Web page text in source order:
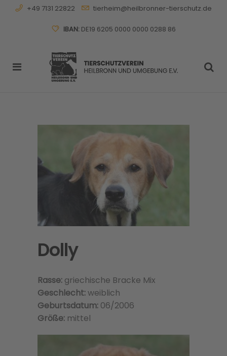
+49 7131 22822 tierheim@heilbronner-tierschutz.de
IBAN:DE19 6205 0000 0000 0288 86
Dolly
Rasse: griechische Bracke Mix
Geschlecht:weiblich
Geburtsdatum: 06/2006
Größe: mittel